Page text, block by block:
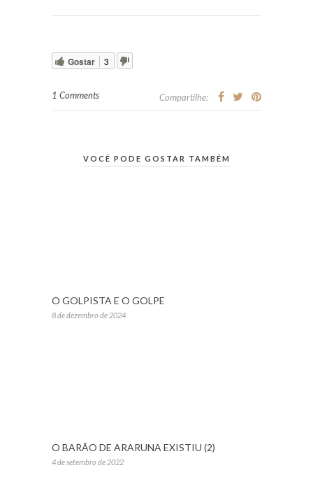
Gostar 3
1 Comments Compartilhe:
VOCÊ PODE GOSTAR TAMBÉM
O GOLPISTA E O GOLPE
8 de dezembro de 2024
O BARÃO DE ARARUNA EXISTIU (2)
4 de setembro de 2022